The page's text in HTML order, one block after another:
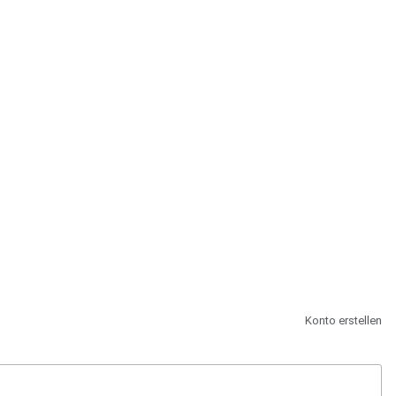
Konto erstellen